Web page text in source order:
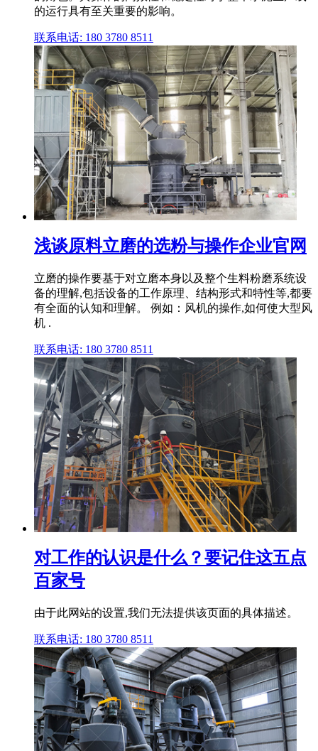
的运行具有至关重要的影响。
联系电话: 180 3780 8511
浅谈原料立磨的选粉与操作企业官网
立磨的操作要基于对立磨本身以及整个生料粉磨系统设
备的理解,包括设备的工作原理、结构形式和特性等,都要
有全面的认知和理解。 例如：风机的操作,如何使大型风
机 .
联系电话: 180 3780 8511
对工作的认识是什么？要记住这五点
百家号
由于此网站的设置,我们无法提供该页面的具体描述。
联系电话: 180 3780 8511